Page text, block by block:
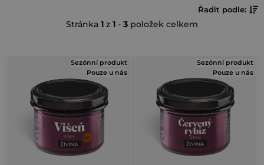
Stránka 1 z 1 - 3 položek celkem
Ř
a
e
n
í
p
r
o
Řadit podle:
Sezónní produkt
Pouze u nás
Sezónní produkt
Pouze u nás